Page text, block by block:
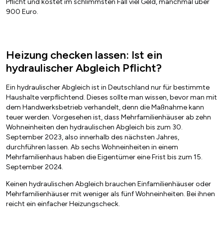
Pflicht und kostet im schlimmsten Fall viel Geld, manchmal über
900 Euro.
Heizung checken lassen: Ist ein
hydraulischer Abgleich Pflicht?
Ein hydraulischer Abgleich ist in Deutschland nur für bestimmte
Haushalte verpflichtend. Dieses sollte man wissen, bevor man mit
dem Handwerksbetrieb verhandelt, denn die Maßnahme kann
teuer werden. Vorgesehen ist, dass Mehrfamilienhäuser ab zehn
Wohneinheiten den hydraulischen Abgleich bis zum 30.
September 2023, also innerhalb des nächsten Jahres,
durchführen lassen. Ab sechs Wohneinheiten in einem
Mehrfamilienhaus haben die Eigentümer eine Frist bis zum 15.
September 2024.
Keinen hydraulischen Abgleich brauchen Einfamilienhäuser oder
Mehrfamilienhäuser mit weniger als fünf Wohneinheiten. Bei ihnen
reicht ein einfacher Heizungscheck.